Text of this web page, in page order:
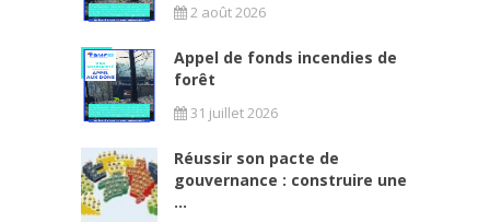
2 août 2026
Appel de fonds incendies de
forêt
31 juillet 2026
Réussir son pacte de
gouvernance : construire une
...